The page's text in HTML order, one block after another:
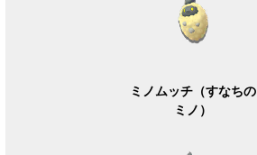
ミノムッチ（すなちの
ミノ）